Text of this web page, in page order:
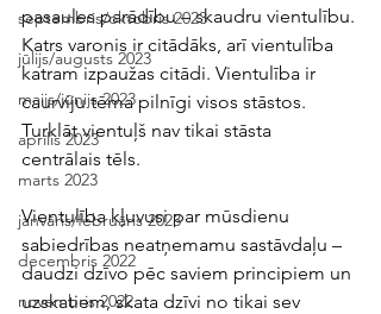
septembris/oktobris 2023
jūlijs/augusts 2023
maijs/jūnijs 2023
aprīlis 2023
marts 2023
janvāris/februāris 2023
decembris 2022
novembris 2022
pasaules parādību – skaudru vientulību.
Katrs varonis ir citādāks, arī vientulība
katram izpaužas citādi. Vientulība ir
caurviju tēma pilnīgi visos stāstos.
Turklāt vientuļš nav tikai stāsta
centrālais tēls.
Vientulība kļuvusi par mūsdienu
sabiedrības neatņemamu sastāvdaļu –
daudzi dzīvo pēc saviem principiem un
uzskatiem, skata dzīvi no tikai sev